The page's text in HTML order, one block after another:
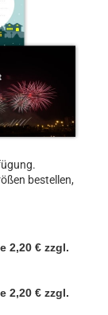
bestellen,
2,20 € zzgl.
2,20 € zzgl.